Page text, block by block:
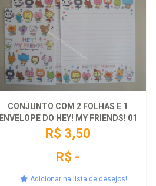
CONJUNTO COM 2 FOLHAS E 1
ENVELOPE DO HEY! MY FRIENDS! 01
R$ 3,50
R$ -
Adicionar na lista de desejos!